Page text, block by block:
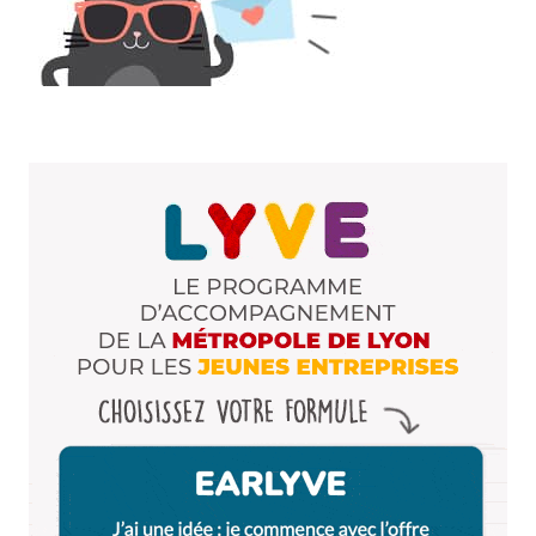
Répondre
LEVRAUT
29 mars 2020 à 14 h 17 min
Salut ! Pour le métro A on le voit bien par la fenêtre
quand on s’approche de la station Hotel de Ville,
bande de bananes !! ^^ Sinon, je voulais savoir où
vous trouviez ces vielles photos.
28 octobre 2013 à 18 h 09 min
Répondre
31 octobre 2013 à 10 h 17 min